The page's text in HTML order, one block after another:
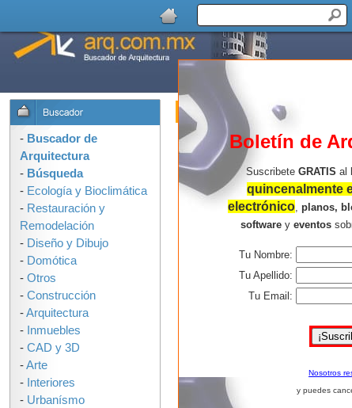
- Buscador de
Arquitectura
- Búsqueda
- Ecología y Bioclimática
- Restauración y
Remodelación
- Diseño y Dibujo
- Domótica
- Otros
- Construcción
-Arquitectura
- Inmuebles
- CAD y 3D
-Arte
- Interiores
- Urbanísmo
Buscador de Arquitectura : Formulario
OPCIONES DE BUSQUEDA:
Consejos para buscar mejor:
Usa solo las palabras
arquitectura en la
palabras, mas resultados
No uses corchetes,
El uso de fragmentos de
que tengan "urban" en
como urbano, urbanos,
Boletín de
Suscribete GRATIS al
quincenalmente
electrónico, planos,
softwarey eventos
Tu Nombre:
Tu Apellido:
Tu Email:
Nosotros
y puedes